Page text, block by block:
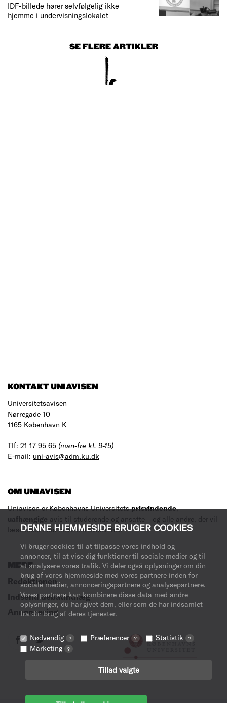
DENNE HJEMMESIDE BRUGER COOKIES
Vi bruger cookies til at tilpasse vores indhold og
annoncer, til at vise dig funktioner til sociale medier og til
at analysere vores trafik. Vi deler også oplysninger om din
brug af vores hjemmeside med vores partnere inden for
sociale medier, annonceringspartnere og analysepartnere.
Vores partnere kan kombinere disse data med andre
oplysninger, du har givet dem, eller som de har indsamlet
fra din brug af deres tjenester.
Nødvendig ? Præferencer ? Statistik ?
Marketing ?
Tillad valgte
IDF-billede hører selvfølgelig ikke
hjemme i undervisningslokalet
SE FLERE ARTIKLER
KONTAKT UNIAVISEN
Universitetsavisen
Nørregade 10
1165 København K
Tlf: 21 17 95 65 (man-fre kl. 9-15)
E-mail: uni-avis@adm.ku.dk
OM UNIAVISEN
Uniavisen er Københavns Universitetsprisvindende,
uafhængige avis til studerende og ansatte – og alle andre, der vil
læse med.Læs mere om avisen her.
MERE
Redaktionen
Indsend debatindlæg
Annoncering